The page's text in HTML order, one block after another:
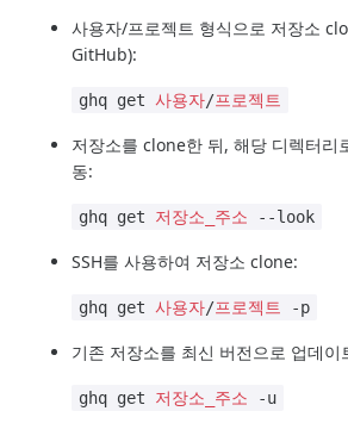
사용자/프로젝트 형식으로 저장소 clone (기본값은
GitHub):
ghq get 사용자/프로젝트
저장소를 clone한 뒤, 해당 디렉터리
동:
ghq get 저장소_주소 --look
SSH를 사용하여 저장소 clone:
ghq get 사용자/프로젝트 -p
기존 저장소를 최신 버전으로 업데이
ghq get 저장소_주소 -u